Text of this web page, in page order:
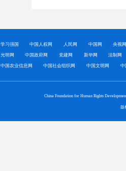
学习强国 中国人权网 人民网 中国网 央视
光明网 中国政府网 党建网 新华网 法制网
中国农业信息网 中国社会组织网 中国文明网 中
China Foundation for Human Rights
版